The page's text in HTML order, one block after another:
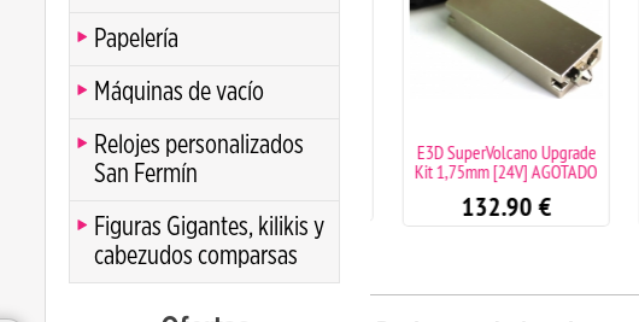
Papelería
Máquinas de vacío
Relojes personalizados
San Fermín
Figuras Gigantes, kilikis y
cabezudos comparsas
E3D Revo Micro 24V
E3D SuperVolcano Upgrade
Kit 1,75mm [24V] AGOTADO
132.90€